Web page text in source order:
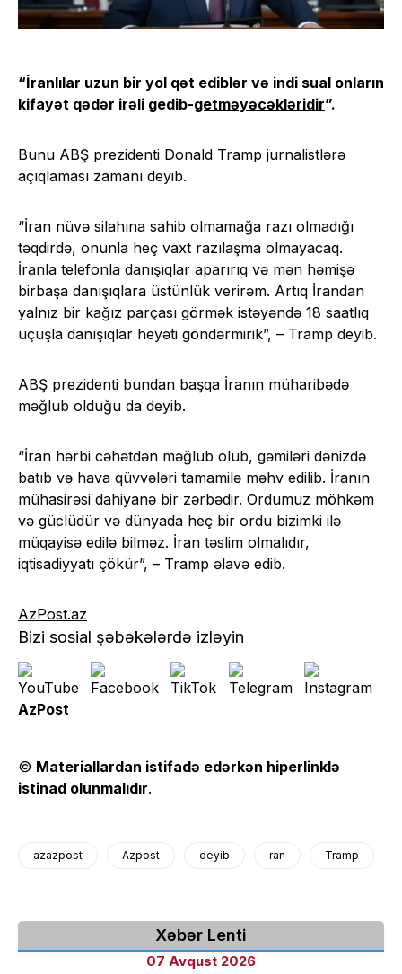
“İranlılar uzun bir yol qət ediblər və indi sual onların
kifayət qədər irəli gedib-getməyəcəkləridir”.
Bunu ABŞ prezidenti Donald Tramp jurnalistlərə
açıqlaması zamanı deyib.
“İran nüvə silahına sahib olmamağa razı olmadığı
təqdirdə, onunla heç vaxt razılaşma olmayacaq.
İranla telefonla danışıqlar aparırıq və mən həmişə
birbaşa danışıqlara üstünlük verirəm. Artıq İrandan
yalnız bir kağız parçası görmək istəyəndə 18 saatlıq
uçuşla danışıqlar heyəti göndərmirik”, – Tramp deyib.
ABŞ prezidenti bundan başqa İranın müharibədə
məğlub olduğu da deyib.
“İran hərbi cəhətdən məğlub olub, gəmiləri dənizdə
batıb və hava qüvvələri tamamilə məhv edilib. İranın
mühasirəsi dahiyanə bir zərbədir. Ordumuz möhkəm
və güclüdür və dünyada heç bir ordu bizimki ilə
müqayisə edilə bilməz. İran təslim olmalıdır,
iqtisadiyyatı çökür”, – Tramp əlavə edib.
AzPost.az
Bizi sosial şəbəkələrdə izləyin
AzPost
© Materiallardan istifadə edərkən hiperlinklə
istinad olunmalıdır.
azazpost Azpost deyib ran Tramp
Xəbər Lenti
07 Avqust 2026